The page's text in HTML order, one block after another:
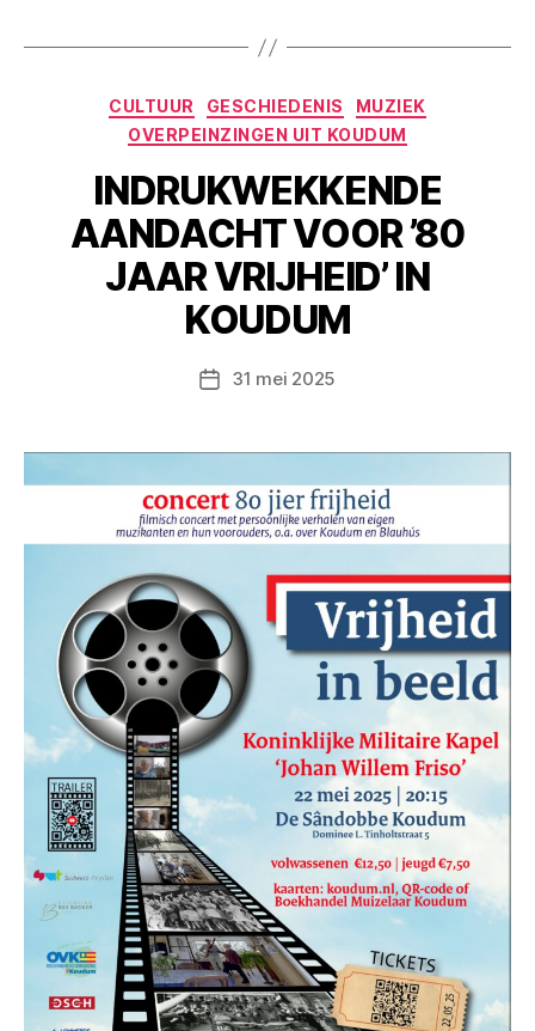
Categorieën
CULTUUR GESCHIEDENIS
MUZIEK
OVERPEINZINGEN UIT KOUDUM
lNDRUKWEKKENDE
AANDACHT VOOR ’80
JAAR VRIJHEID’ IN
KOUDUM
Berichtdatum
31 mei 2025